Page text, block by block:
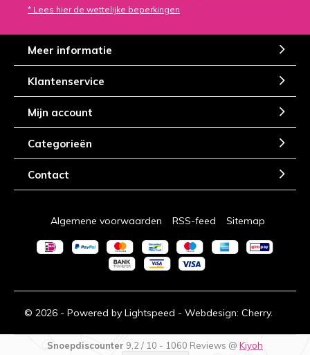
* Lees hier de wettelijke beperkingen
Meer informatie
Klantenservice
Mijn account
Categorieën
Contact
© 2026 - Powered by Lightspeed - Webdesign: Cherry.
Algemene voorwaarden RSS-feed Sitemap
Snoepdiscounter 9,2 / 10 - 1060 Reviews @ Kiyoh